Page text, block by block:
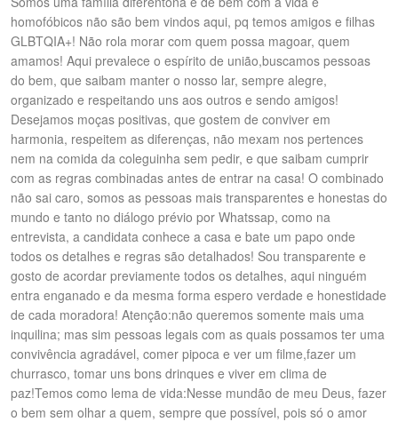
homofóbicos não são bem vindos aqui, pq temos amigos e filhas
GLBTQIA+! Não rola morar com quem possa magoar, quem
amamos! Aqui prevalece o espírito de união,buscamos pessoas
do bem, que saibam manter o nosso lar, sempre alegre,
organizado e respeitando uns aos outros e sendo amigos!
Desejamos moças positivas, que gostem de conviver em
harmonia, respeitem as diferenças, não mexam nos pertences
nem na comida da coleguinha sem pedir, e que saibam cumprir
com as regras combinadas antes de entrar na casa! O combinado
não sai caro, somos as pessoas mais transparentes e honestas do
mundo e tanto no diálogo prévio por Whatssap, como na
entrevista, a candidata conhece a casa e bate um papo onde
todos os detalhes e regras são detalhados! Sou transparente e
gosto de acordar previamente todos os detalhes, aqui ninguém
entra enganado e da mesma forma espero verdade e honestidade
de cada moradora! Atenção:não queremos somente mais uma
inquilina; mas sim pessoas legais com as quais possamos ter uma
convivência agradável, comer pipoca e ver um filme,fazer um
churrasco, tomar uns bons drinques e viver em clima de
paz!Temos como lema de vida:Nesse mundão de meu Deus, fazer
o bem sem olhar a quem, sempre que possível, pois só o amor